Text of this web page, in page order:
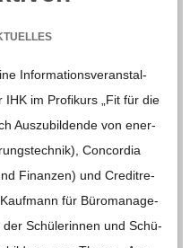
Infor­ma­ti­ons­ver­an­stal­
im Pro­fi­kurs „Fit für die
Aus­zu­bil­dende von ener­
Con­cor­dia
Finan­zen) und Cre­dit­re­
für Büro­ma­nage­
Schü­le­rin­nen und Schü­